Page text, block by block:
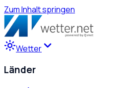
Zum Inhalt springen
Wetter
Länder